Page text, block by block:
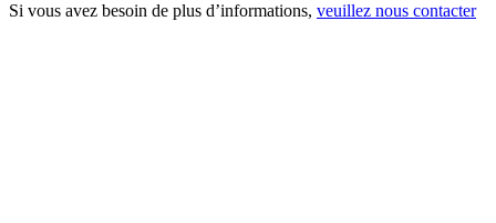
Si vous avez besoin de plus d’informations, veuillez nous contacter